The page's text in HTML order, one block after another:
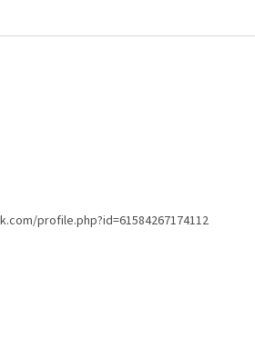
profile.php?id=61584267174112